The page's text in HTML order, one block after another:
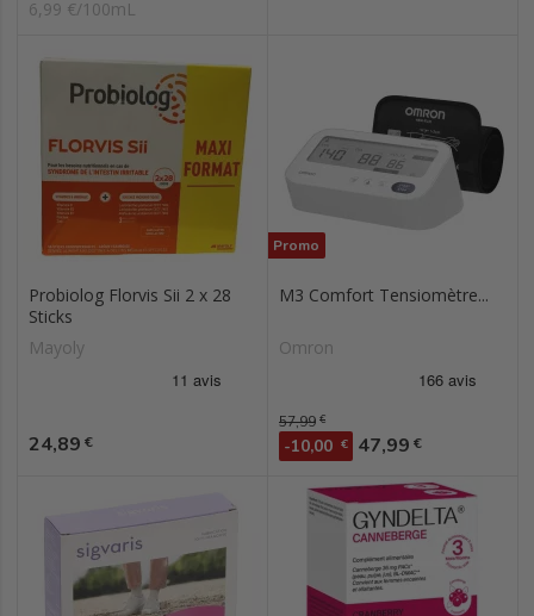
6,99 €/100mL
Probiolog Florvis Sii 2 x 28
Sticks
Mayoly
Prix
24,89 €
Promo
M3 Comfort Tensiomètre...
Omron
Prix de base
57,99 €
-10,00 € Prix
47,99 €